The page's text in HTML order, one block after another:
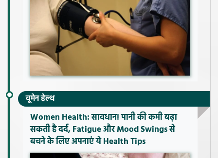
वूमेन हेल्थ
Women Health: सावधान! पानी की कमी बढ़ा
सकती है दर्द, Fatigue और Mood Swings से
बचने के लिए अपनाएं ये Health Tips